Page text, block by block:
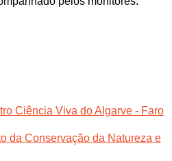
Ciência Viva do Algarve - Faro
da Conservação da Natureza e